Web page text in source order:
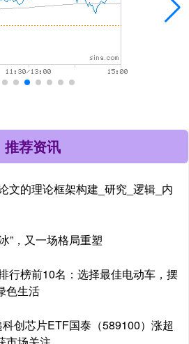
推荐资讯
文的理论框架构建_研究_逻辑_内
”，又一场格局重塑
行榜前10名：选择最佳电动车，摆
色生活
创芯片ETF国泰（589100）涨超